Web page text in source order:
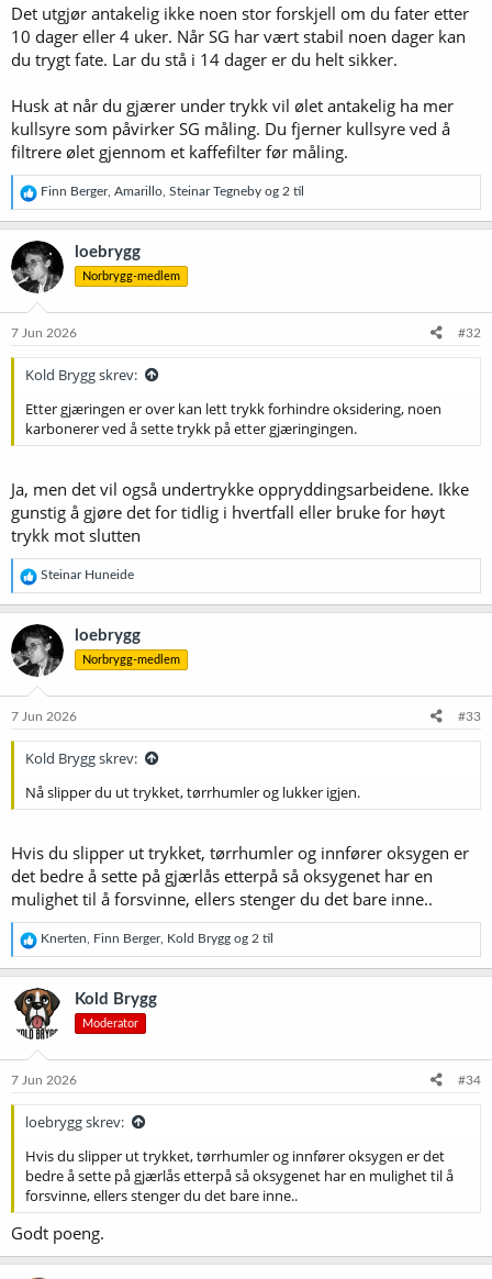
Det utgjør antakelig ikke noen stor forskjell om du fater etter
10 dager eller 4 uker. Når SG har vært stabil noen dager kan
du trygt fate. Lar du stå i 14 dager er du helt sikker.
Husk at når du gjærer under trykk vil ølet antakelig ha mer
kullsyre som påvirker SG måling. Du fjerner kullsyre ved å
filtrere ølet gjennom et kaffefilter før måling.
R
e
a
k
s
j
o
e
Finn Berger, Amarillo Steinar Tegneby og 2 til
loebrygg
Norbrygg-medlem
7 Jun 2026 #32
Kold Brygg skrev:
Etter gjæringen er over kan lett trykk forhindre oksidering, noen
karbonerer ved å sette trykk på etter gjæringingen.
Ja, men det vil også undertrykke oppryddingsarbeidene. Ikke
gunstig å gjøre det for tidlig i hvertfall eller bruke for høyt
trykk mot slutten
R
e
a
k
s
j
o
e
Steinar Huneide
loebrygg
Norbrygg-medlem
7 Jun 2026 #33
Kold Brygg skrev:
Nå slipper du ut trykket, tørrhumler og lukker igjen.
Hvis du slipper ut trykket, tørrhumler og innfører oksygen er
det bedre å sette på gjærlås etterpå så oksygenet har en
mulighet til å forsvinne, ellers stenger du det bare inne..
R
e
a
k
s
j
o
e
Knerten Finn Berger, Kold Brygg og 2 til
Kold Brygg
Moderator
7 Jun 2026 #34
loebrygg skrev:
Hvis du slipper ut trykket, tørrhumler og innfører oksygen er det
bedre å sette på gjærlås etterpå så oksygenet har en mulighet til å
forsvinne, ellers stenger du det bare inne..
Godt poeng.